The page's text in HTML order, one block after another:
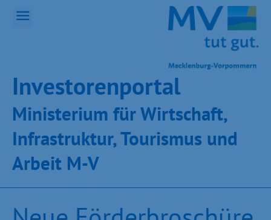
Inves­toren­por­tal
Ministeri­um für Wirt­schaft,
Infra­struk­tur, Tou­ris­mus und
Ar­beit M-V